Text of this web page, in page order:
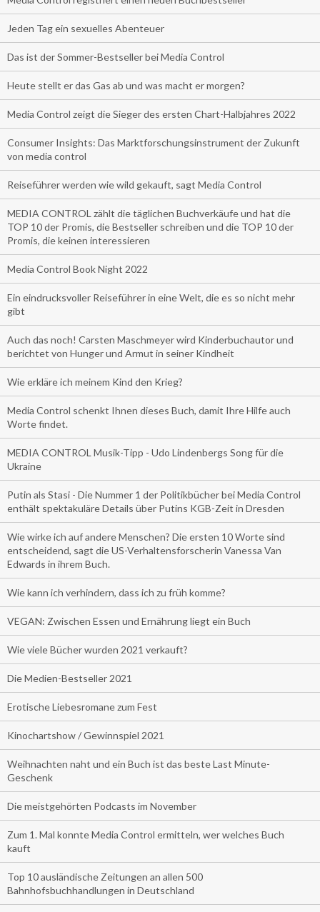
Jeden Tag ein sexuelles Abenteuer
Das ist der Sommer-Bestseller bei Media Control
Heute stellt er das Gas ab und was macht er morgen?
Media Control zeigt die Sieger des ersten Chart-Halbjahres 2022
Consumer Insights: Das Marktforschungsinstrument der Zukunft
von media control
Reiseführer werden wie wild gekauft, sagt Media Control
MEDIA CONTROL zählt die täglichen Buchverkäufe und hat die
TOP 10 der Promis, die Bestseller schreiben und die TOP 10 der
Promis, die keinen interessieren
Media Control Book Night 2022
Ein eindrucksvoller Reiseführer in eine Welt, die es so nicht mehr
gibt
Auch das noch! Carsten Maschmeyer wird Kinderbuchautor und
berichtet von Hunger und Armut in seiner Kindheit
Wie erkläre ich meinem Kind den Krieg?
Media Control schenkt Ihnen dieses Buch, damit Ihre Hilfe auch
Worte findet.
MEDIA CONTROL Musik-Tipp - Udo Lindenbergs Song für die
Ukraine
Putin als Stasi - Die Nummer 1 der Politikbücher bei Media Control
enthält spektakuläre Details über Putins KGB-Zeit in Dresden
Wie wirke ich auf andere Menschen? Die ersten 10 Worte sind
entscheidend, sagt die US-Verhaltensforscherin Vanessa Van
Edwards in ihrem Buch.
Wie kann ich verhindern, dass ich zu früh komme?
VEGAN: Zwischen Essen und Ernährung liegt ein Buch
Wie viele Bücher wurden 2021 verkauft?
Die Medien-Bestseller 2021
Erotische Liebesromane zum Fest
Kinochartshow / Gewinnspiel 2021
Weihnachten naht und ein Buch ist das beste Last Minute-
Geschenk
Die meistgehörten Podcasts im November
Zum 1. Mal konnte Media Control ermitteln, wer welches Buch
kauft
Top 10 ausländische Zeitungen an allen 500
Bahnhofsbuchhandlungen in Deutschland